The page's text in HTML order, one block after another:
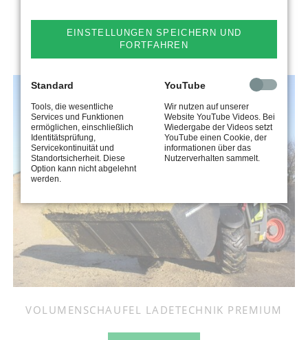
MEHR ERFAHREN
VOLUMENSCHAUFEL LADETECHNIK PREMIUM
EINSTELLUNGEN SPEICHERN UND
FORTFAHREN
Standard
Tools, die wesentliche
Services und Funktionen
ermöglichen, einschließlich
Identitätsprüfung,
Servicekontinuität und
Standortsicherheit. Diese
Option kann nicht abgelehnt
werden.
YouTube
Wir nutzen auf unserer
Website YouTube Videos. Bei
Wiedergabe der Videos setzt
YouTube einen Cookie, der
informationen über das
Nutzerverhalten sammelt.